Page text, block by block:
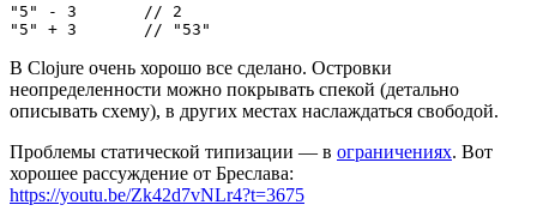
"5" - 3       // 2
"5" + 3       // "53"
В Clojure очень хорошо все сделано. Островки
неопределенности можно покрывать спекой (детально
описывать схему), в других местах наслаждаться свободой.
Проблемы статической типизации — в ограничениях. Вот
хорошее рассуждение от Бреслава:
https://youtu.be/Zk42d7vNLr4?t=3675